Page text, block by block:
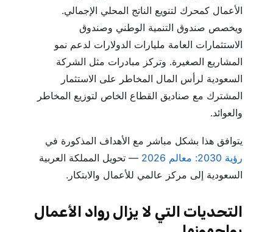
الأعمال كمحرك لتنويع الناتج المحلي الإجمالي.
ويخصص صندوق التنمية الوطني وصندوق
الاستثمارات العامة مليارات الدولارات لدعم نمو
المشاريع الصغيرة. وتركز مبادرات مثل الشركة
السعودية لرأس المال المخاطر على الاستثمار
المشترك مع صناديق القطاع الخاص لتوزيع المخاطر
والعوائد.
يتوافق هذا بشكل مباشر مع الأهداف المذكورة في
رؤية 2030: معالم 2026
— تحويل المملكة العربية
السعودية إلى مركز عالمي للأعمال والابتكار.
التحديات التي لا يزال رواد الأعمال